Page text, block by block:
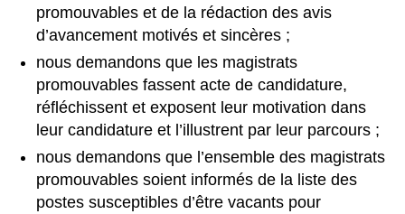
promouvables et de la rédaction des avis
d’avancement motivés et sincères ;
nous demandons que les magistrats
promouvables fassent acte de candidature,
réfléchissent et exposent leur motivation dans
leur candidature et l’illustrent par leur parcours ;
nous demandons que l’ensemble des magistrats
promouvables soient informés de la liste des
postes susceptibles d’être vacants pour